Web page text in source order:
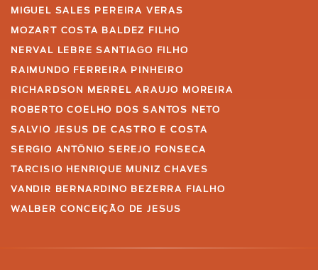
MIGUEL SALES PEREIRA VERAS
MOZART COSTA BALDEZ FILHO
NERVAL LEBRE SANTIAGO FILHO
RAIMUNDO FERREIRA PINHEIRO
RICHARDSON MERREL ARAUJO MOREIRA
ROBERTO COELHO DOS SANTOS NETO
SALVIO JESUS DE CASTRO E COSTA
SERGIO ANTÔNIO SEREJO FONSECA
TARCISIO HENRIQUE MUNIZ CHAVES
VANDIR BERNARDINO BEZERRA FIALHO
WALBER CONCEIÇÃO DE JESUS